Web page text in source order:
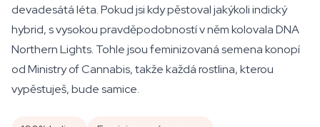
devadesátá léta. Pokud jsi kdy pěstoval jakýkoli indický
hybrid, s vysokou pravděpodobností v něm kolovala DNA
Northern Lights. Tohle jsou feminizovaná semena konopí
od Ministry of Cannabis, takže každá rostlina, kterou
vypěstuješ, bude samice.